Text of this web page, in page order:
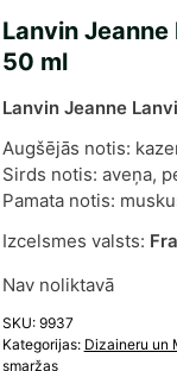
Lanvin Jeanne
50 ml
Lanvin Jeanne
Augšējās notis:
Sirds notis: aveņa,
Pamata notis:
Izcelsmes valsts:
Nav noliktavā
SKU: 9937
Kategorijas: Dizaineru un
smaržas